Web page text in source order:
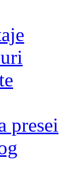
presei